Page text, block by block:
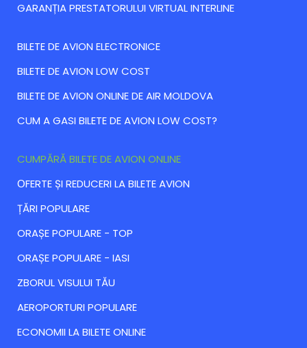
GARANȚIA PRESTATORULUI VIRTUAL INTERLINE
BILETE DE AVION ELECTRONICE
BILETE DE AVION LOW COST
BILETE DE AVION ONLINE DE AIR MOLDOVA
CUM A GASI BILETE DE AVION LOW COST?
CUMPĂRĂ BILETE DE AVION ONLINE
ОFERTE ȘI REDUCERI LA BILETE AVION
ȚĂRI POPULARE
ORAȘE POPULARE - TOP
ORAȘE POPULARE - IASI
ZBORUL VISULUI TĂU
AEROPORTURI POPULARE
ECONOMII LA BILETE ONLINE